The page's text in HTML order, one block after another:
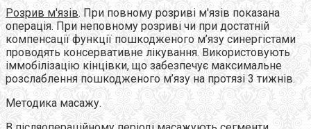
Розрив м'язів. При повному розриві м'язів показана
операція. При неповному розриві чи при достатній
компенсації функції пошкодженого м’язу синергістами
проводять консервативне лікування. Використовують
іммобілізацію кінцівки, що забезпечує максимальне
розслаблення пошкодженого м’язу на протязі 3 тижнів.
Методика масажу.